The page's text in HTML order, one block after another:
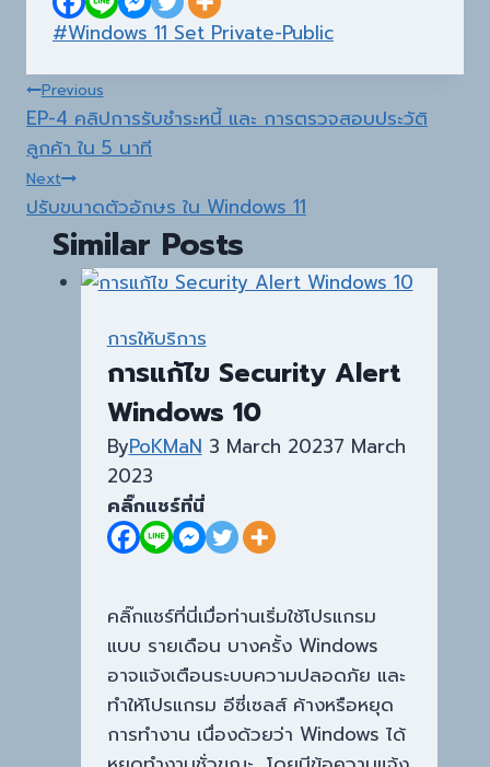
Post
#Windows 11 Set Private-Public
Post
navigation
Previous
EP-4 คลิปการรับชำระหนี้ และ การตรวจสอบประวัติ
ลูกค้า ใน 5 นาที
Next
ปรับขนาดตัวอักษร ใน Windows 11
Similar Posts
การให้บริการ
การแก้ไข Security Alert
Windows 10
ByPoKMaN 3 March 20237 March
2023
คลิ๊กแชร์ที่นี่
คลิ๊กแชร์ที่นี่เมื่อท่านเริ่มใช้โปรแกรม
แบบ รายเดือน บางครั้ง Windows
อาจแจ้งเตือนระบบความปลอดภัย และ
ทำให้โปรแกรม อีซี่เซลส์ ค้างหรือหยุด
การทำงาน เนื่องด้วยว่า Windows ได้